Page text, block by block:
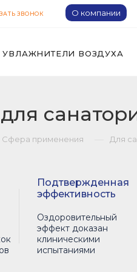
ЗВОНОК О компании
УВЛАЖНИТЕЛИ ВОЗДУХА
Сфера применения Для
Подтвержденная
эффективность
Оздоровительный
эффект доказан
клиническими
испытаниями